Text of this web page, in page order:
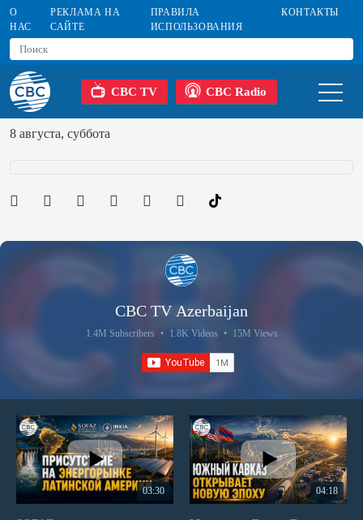
О
НАС
РЕКЛАМА НА
САЙТЕ
ПРАВИЛА
ИСПОЛЬЗОВАНИЯ
КОНТАКТЫ
CBC TV CBC Radio
8 августа, суббота
CBC TV Azerbaijan
1.4M Subscribers • 1.8K Videos • 15M Views
03:30 04:18